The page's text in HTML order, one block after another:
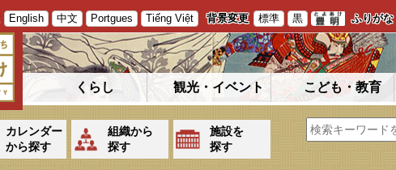
English 中文 Portgues Tiếng Việt 背景変更 標準 黒 ふりがな
くらし 観光・イベント こども・教育
カレンダー
から探す
組織から
探す
施設を
探す